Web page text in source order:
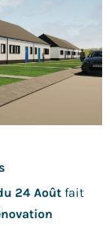
24 Août fait